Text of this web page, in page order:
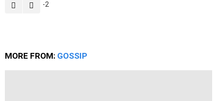
-2
MORE FROM: GOSSIP